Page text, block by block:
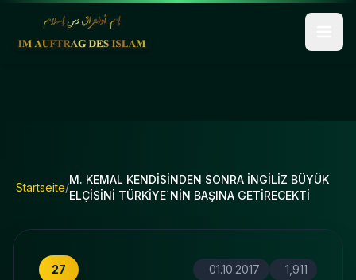
Startseite/
M. KEMAL KENDİSİNDEN SONRA İNGİLİZ BÜYÜK
ELÇİSİNİ TÜRKİYE`NİN BAŞINA GETİRECEKTİ
27 01.10.2017 1,911